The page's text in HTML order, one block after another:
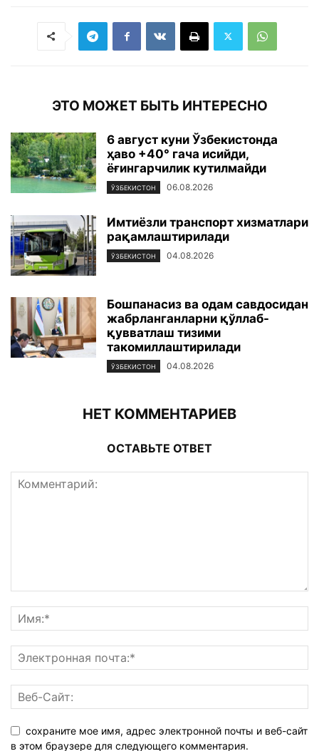
ЭТО МОЖЕТ БЫТЬ ИНТЕРЕСНО
6 август куни Ўзбекистонда
ҳаво +40° гача исийди,
ёғингарчилик кутилмайди
ЎЗБЕКИСТОН 06.08.2026
Имтиёзли транспорт хизматлари
рақамлаштирилади
ЎЗБЕКИСТОН 04.08.2026
Бошпанасиз ва одам савдосидан
жабрланганларни қўллаб-
қувватлаш тизими
такомиллаштирилади
ЎЗБЕКИСТОН 04.08.2026
НЕТ КОММЕНТАРИЕВ
ОСТАВЬТЕ ОТВЕТ
сохраните мое имя, адрес электронной почты и веб-сайт
в этом браузере для следующего комментария.